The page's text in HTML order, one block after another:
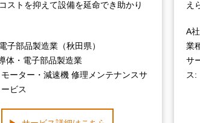
ストを抑えて設備を延命でき助かり
子部品製造業（秋田県）
体・電子部品製造業
モーター・減速機 修理メンテナンスサ
ービス
え
A
業
サ
ス